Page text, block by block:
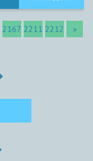
2167 2211 2212 »